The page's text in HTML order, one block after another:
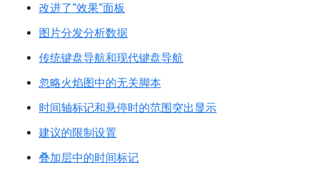
改进了“效果”面板
图片分发分析数据
传统键盘导航和现代键盘导航
忽略火焰图中的无关脚本
时间轴标记和悬停时的范围突出显示
建议的限制设置
叠加层中的时间标记